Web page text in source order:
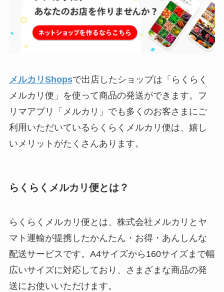
メルカリShopsで出店したショップは「らくらく
メルカリ便」を使って商品の発送ができます。フ
リマアプリ「メルカリ」でも多くのお客さまにご
利用いただいているらくらくメルカリ便は、嬉し
いメリットがたくさんあります。
らくらくメルカリ便とは？
らくらくメルカリ便とは、株式会社メルカリとヤ
マト運輸が提携したかんたん・お得・あんしんな
配送サービスです。A4サイズから160サイズまで幅
広いサイズに対応しており、さまざまな商品の発
送にお使いいただけます。